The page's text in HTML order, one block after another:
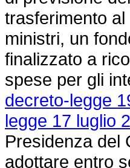
trasferimento
ministri, un
finalizzato a
spese per gli
decreto-legge
legge 17 luglio
Presidenza del
adottare entro